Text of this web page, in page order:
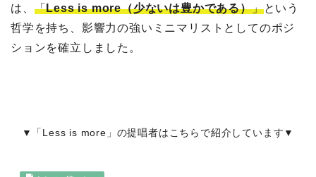
は、 「Less is more（少ないは豊かである）」という
哲学を持ち、影響力の強いミニマリストとしてのポジ
ションを確立しました。
▼「Less is more」の提唱者はこちらで紹介しています▼